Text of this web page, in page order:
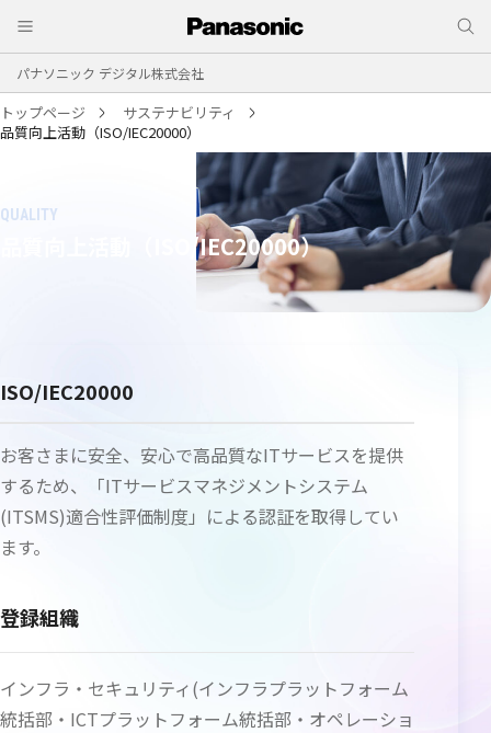
パナソニック デジタル株式会社
トップページ
サステナビリティ
品質向上活動（ISO/IEC20000）
品質向上活動（ISO/IEC20000）
ISO/IEC20000
お客さまに安全、安心で高品質なITサービスを提供
するため、「ITサービスマネジメントシステム
(ITSMS)適合性評価制度」による認証を取得してい
ます。
登録組織
インフラ・セキュリティ(インフラプラットフォーム
統括部・ICTプラットフォーム統括部・オペレーショ